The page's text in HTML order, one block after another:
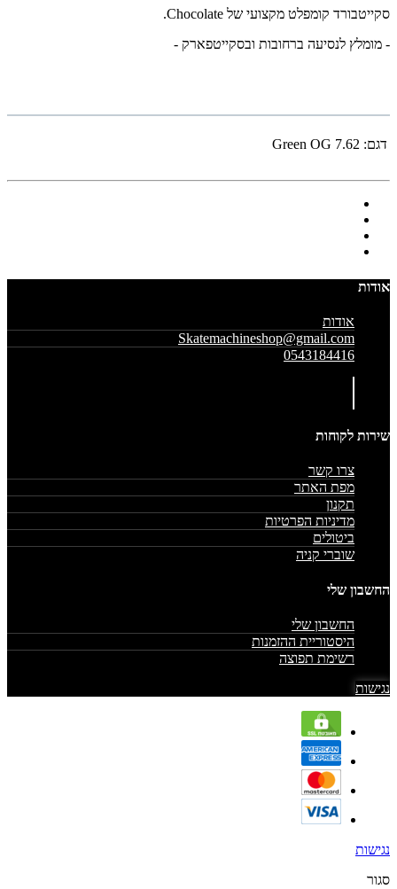
סקייטבורד קומפלט מקצועי של Chocolate.
- מומלץ לנסיעה ברחובות ובסקייטפארק -
דגם: Green OG 7.62
אודות
אודות
Skatemachineshop@gmail.com
0543184416
שירות לקוחות
צרו קשר
מפת האתר
תקנון
מדיניות הפרטיות
ביטולים
שוברי קניה
החשבון שלי
החשבון שלי
היסטוריית ההזמנות
רשימת תפוצה
נגישות
נגישות
סגור